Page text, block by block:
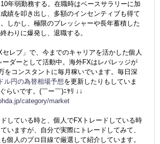
年弱勤務する。在職時はベースサラリーに加
績を叩き出し、多額のインセンティブも得て
しかし、極限のプレッシャーや長年蓄積した
わりに爆発し、退職する。
レブ」で、今までのキャリアを活かした個人
ーダーとして活動中。海外FXはレバレッジが
をコンスタントに毎月稼いでいます。毎日深
ドル円の為替相場予想を更新したりもしていま
らいです。(￣ー￣)ﾆﾔﾘ ↓↓
category/market
している時と、個人でFXトレードしている時
いますが、自分で実際にトレードしてみて、
個人のプロ目線で厳選して紹介しています。